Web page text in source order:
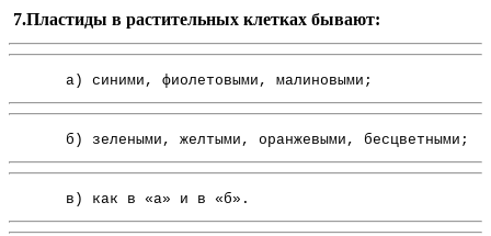
7.Пластиды в растительных клетках бывают:
а) синими, фиолетовыми, малиновыми;
б) зелеными, желтыми, оранжевыми, бесцветными;
в) как в «а» и в «б».